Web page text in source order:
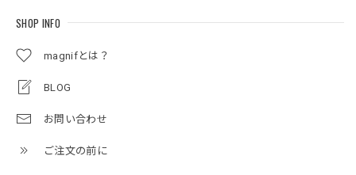
SHOP INFO
magnifとは？
BLOG
お問い合わせ
ご注文の前に